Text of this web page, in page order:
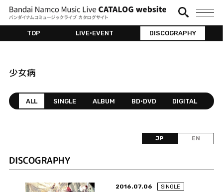
TOP LIVE•EVENT DISCOGRAPHY
少女病
ALL SINGLE ALBUM BD•DVD DIGITAL
JP EN
DISCOGRAPHY
2016.07.06 SINGLE